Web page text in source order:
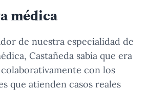
médica
de nuestra especialidad de
Castañeda sabía que era
con los
que atienden casos reales